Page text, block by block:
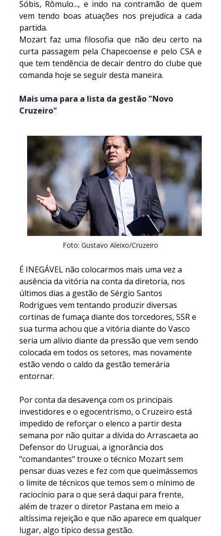
Sóbis, Rômulo..., e indo na contramão de quem
vem tendo boas atuações nos prejudica a cada
partida.
Mozart faz uma filosofia que não deu certo na
curta passagem pela Chapecoense e pelo CSA e
que tem tendência de decair dentro do clube que
comanda hoje se seguir desta maneira.
Mais uma para a lista da gestão "Novo
Cruzeiro"
Foto: Gustavo Aleixo/Cruzeiro
É INEGÁVEL não colocarmos mais uma vez a
ausência da vitória na conta da diretoria, nos
últimos dias a gestão de Sérgio Santos
Rodrigues vem tentando produzir diversas
cortinas de fumaça diante dos torcedores, SSR e
sua turma achou que a vitória diante do Vasco
seria um alívio diante da pressão que vem sendo
colocada em todos os setores, mas novamente
estão vendo o caldo da gestão temerária
entornar.
Por conta da desavença com os principais
investidores e o egocentrismo, o Cruzeiro está
impedido de reforçar o elenco a partir desta
semana por não quitar a dívida do Arrascaeta ao
Defensor do Uruguai, a ignorância dos
"comandantes" trouxe o técnico Mozart sem
pensar duas vezes e fez com que queimássemos
o limite de técnicos que temos sem o mínimo de
raciocínio para o que será daqui para frente,
além de trazer o diretor Pastana em meio a
altíssima rejeição e que não aparece em qualquer
lugar, algo típico dessa gestão.